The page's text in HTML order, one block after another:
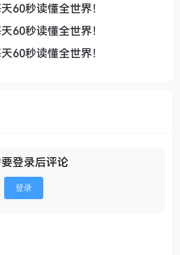
60秒读懂全世界！
60秒读懂全世界！
60秒读懂全世界！
登录后评论
登录